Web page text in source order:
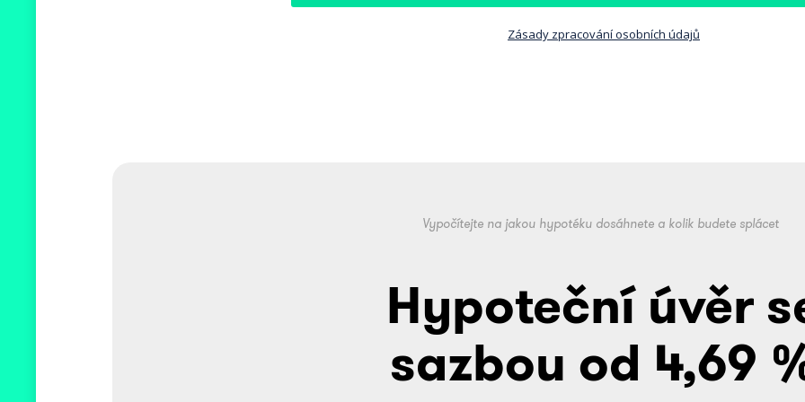
Zásady zpracování osobních údajů
Vypočítejte na jakou hypotéku dosáhnete a kolik budete splácet
Hypoteční úvěr
sazbou od 4,69